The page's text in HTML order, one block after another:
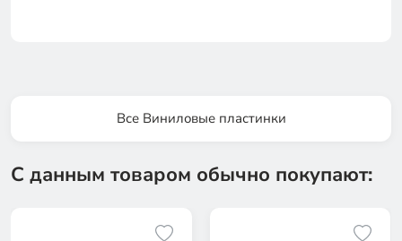
Все Виниловые пластинки
С данным товаром обычно покупают: